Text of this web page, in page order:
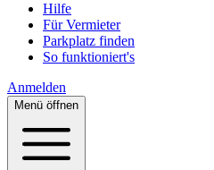
Hilfe
Für Vermieter
Parkplatz finden
So funktioniert's
Anmelden
Menü öffnen